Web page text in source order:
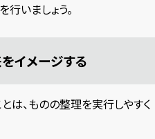
いましょう。
イメージする
は、ものの整理を実行しやすく